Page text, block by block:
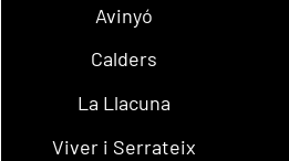
Avinyó
Calders
La Llacuna
Viver i Serrateix